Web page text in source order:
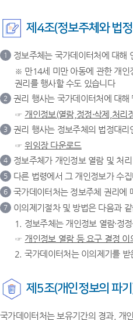
제4조(정보주체와 법
1
정보주체는 국가데이터처에 대해
※ 만14세 미만 아동에 관한 개인
권리를 행사할 수도 있습니다
2
권리 행사는 국가데이터처에 대해
☞ 개인정보(열람,정정·삭제,처리
3
권리 행사는 정보주체의 법정대
☞위임장 다운로드
4 정보주체가 개인정보 열람 및 처
5 다른 법령에서 그 개인정보가 수
6 국가데이터처는 정보주체 권리에
7
이의제기절차 및 방법은 다음과 같
1. 정보주체는 개인정보 열람·정
☞ 개인정보 열람 등 요구 결정 이
2. 국가데이터처는 이의제기를
제5조(개인정보의 파
국가데이터처는 보유기간의 경과, 개